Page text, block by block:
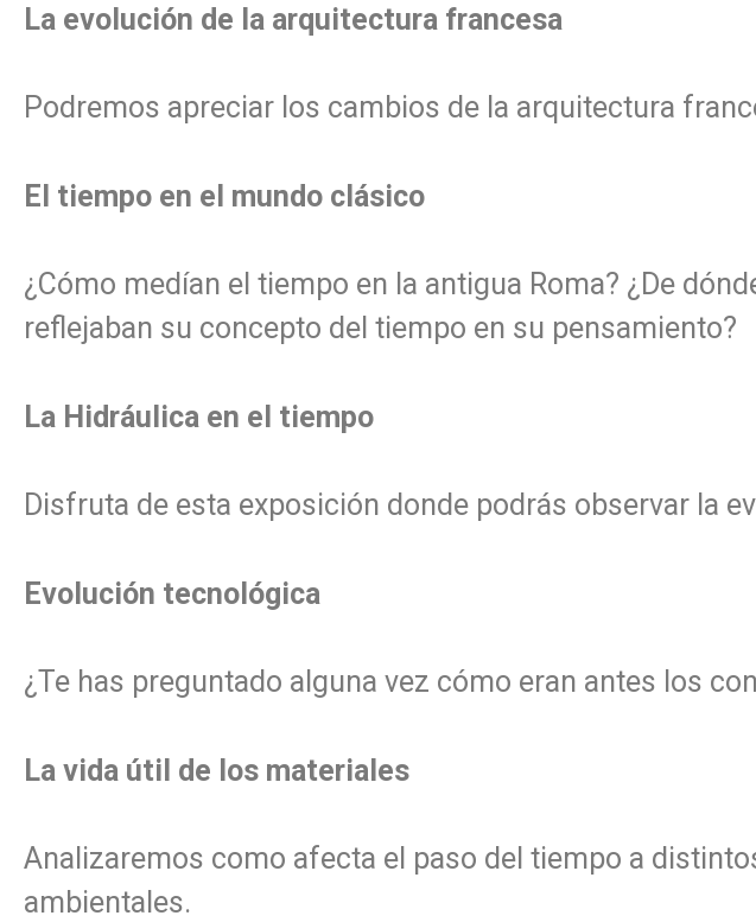
La evolución de la arquitectura francesa
Podremos apreciar los cambios de la arquitectura
El tiempo en el mundo clásico
¿Cómo medían el tiempo en la antigua Roma? ¿De
reflejaban su concepto del tiempo en su pensamiento?
La Hidráulica en el tiempo
Disfruta de esta exposición donde podrás observar la
Evolución tecnológica
¿Te has preguntado alguna vez cómo eran antes los
La vida útil de los materiales
Analizaremos como afecta el paso del tiempo a
ambientales.